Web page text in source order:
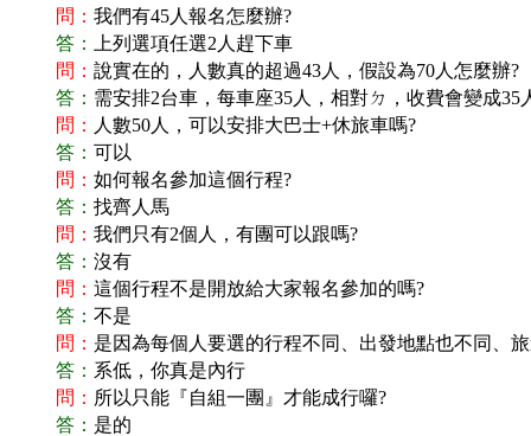
問： 我們有45人報名怎麼辦?
答：
上列選項任選2人趕下車
問： 說實在的，人數真的超過43人，假設為70人怎麼辦?
答： 需安排2台車，每車座35人，相對ㄉ，收費會變成
問： 人數50人，可以安排大巴士+休旅車嗎?
答： 可以
問： 如何報名參加這個行程?
答： 找齊人馬
問： 我們只有2個人，有團可以跟嗎?
答： 沒有
問： 這個行程不是開放給大家報名參加的嗎?
答： 不是
問： 是因為每個人要選的行程不同、出發地點也不同、
答： 系低，你真是內行
問： 所以只能『自組一團』才能成行囉?
答： 是的